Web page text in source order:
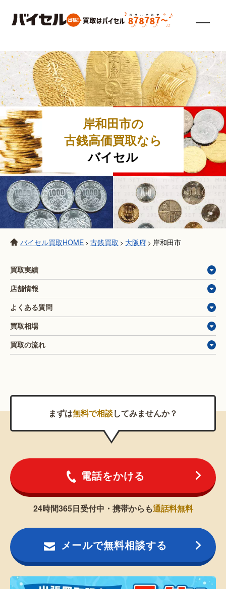
岸和田市の
古銭高価買取なら
バイセル
バイセル買取HOME > 古銭買取 > 大阪府 > 岸和田市
買取実績
店舗情報
よくある質問
買取相場
買取の流れ
まずは無料で相談してみませんか？
電話をかける
24時間365日受付中・携帯からも通話料無料
メールで無料相談する